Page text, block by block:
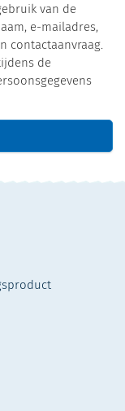
van de
e-mailadres,
contactaanvraag.
de